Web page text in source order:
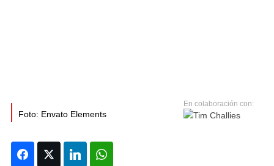
Foto: Envato Elements
FacebookTwitter LinkedIn